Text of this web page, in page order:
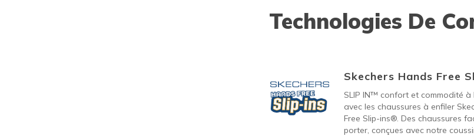
Technologies De
Skechers Hands Free
SLIP IN™ confort et commodité à
avec les chaussures à enfiler
Free Slip-ins®. Des chaussures
porter, conçues avec notre